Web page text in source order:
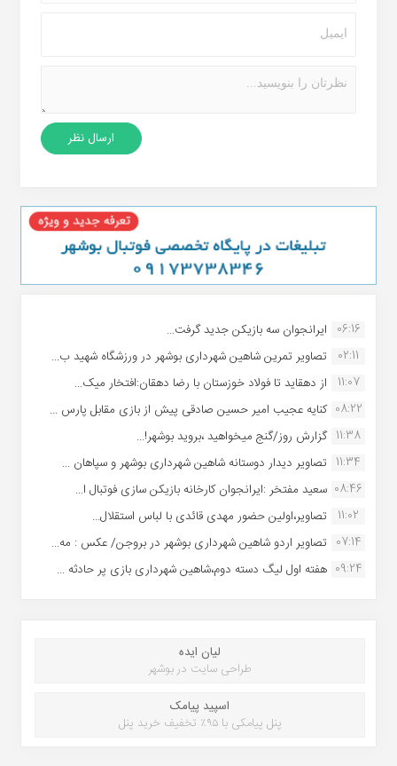
06:16 ایرانجوان سه بازیکن جدید گرفت...
02:11
تصاویر تمرین شاهین شهردارى بوشهر در ورزشگاه شهید ب...
11:07
از دهقاید تا فولاد خوزستان با رضا دهقان:افتخار میک...
08:22 کنایه عجیب امیر حسین صادقی پیش از بازی مقابل پارس ...
11:38 گزارش روز/گنج میخواهید ،بروید بوشهر!...
11:34 تصاویر دیدار دوستانه شاهین شهردارى بوشهر و سپاهان ...
08:46 سعید مفتخر :ایرانجوان کارخانه بازیکن سازی فوتبال ا...
11:02
تصاویر،اولین حضور مهدی قائدی با لباس استقلال...
07:14 تصاویر اردو شاهین شهرداری بوشهر در بروجن/ عکس : مه...
09:24 هفته اول لیگ دسته دوم،شاهین شهرداری بازی پر حادثه ...
لیان ایده
طراحی سایت در بوشهر
اسپید پیامک
پنل پیامکی با ۹۵٪ تخفیف خرید پنل